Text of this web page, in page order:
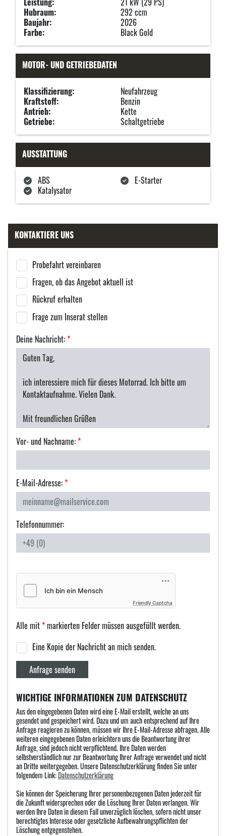
Hubraum:
292 ccm
Baujahr:
2026
Farbe:
Black Gold
MOTOR- UND GETRIEBEDATEN
Klassifizierung:
Neufahrzeug
Kraftstoff:
Benzin
Antrieb:
Kette
Getriebe:
Schaltgetriebe
AUSSTATTUNG
ABS
E-Starter
Katalysator
KONTAKTIERE UNS
Probefahrt vereinbaren
Fragen, ob das Angebot aktuell ist
Rückruf erhalten
Frage zum Inserat stellen
Deine Nachricht:*
Vor- und Nachname:*
E-Mail-Adresse:*
Telefonnummer:
Friendly Captcha
Alle mit*markierten Felder müssen ausgefüllt werden.
Eine Kopie der Nachricht an mich senden.
Anfrage senden
WICHTIGE INFORMATIONEN ZUM DATENSCHUTZ
Aus den eingegebenen Daten wird eine E-Mail erstellt, welche an uns
gesendet und gespeichert wird. Dazu und um auch entsprechend auf Ihre
Anfrage reagieren zu können, müssen wir Ihre E-Mail-Adresse abfragen. Alle
weiteren eingegebenen Daten erleichtern uns die Beantwortung ihrer
Anfrage, sind jedoch nicht verpflichtend. Ihre Daten werden
selbstverständlich nur zur Beantwortung Ihrer Anfrage verwendet und nicht
an Dritte weitergegeben. Unsere Datenschutzerklärung finden Sie unter
folgendem Link:Datenschutzerklärung
Sie können der Speicherung Ihrer personenbezogenen Daten jederzeit für
die Zukunft widersprechen oder die Löschung Ihrer Daten verlangen. Wir
werden Ihre Daten in diesem Fall unverzüglich löschen, sofern nicht unser
berechtigtes Interesse oder gesetzliche Aufbewahrungspflichten der
Löschung entgegenstehen.